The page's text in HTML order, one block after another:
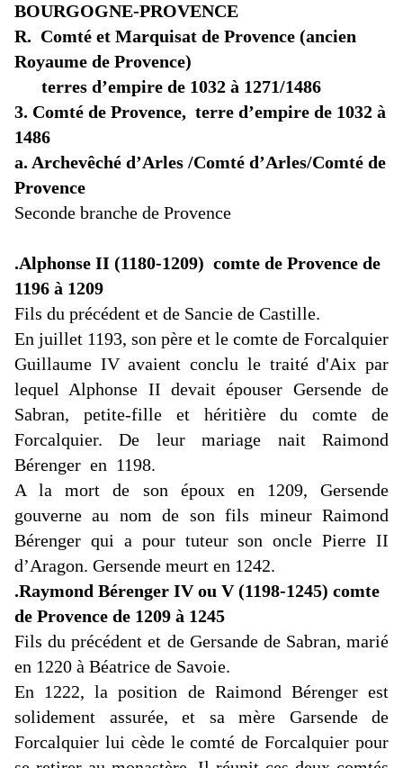
BOURGOGNE-PROVENCE
R. Comté et Marquisat de Provence (ancien
Royaume de Provence)
terres d’empire de 1032 à 1271/1486
3. Comté de Provence, terre d’empire de 1032 à
1486
a. Archevêché d’Arles /Comté d’Arles/Comté de
Provence
Seconde branche de Provence
.Alphonse II (1180-1209) comte de Provence de
1196 à 1209
Fils du précédent et de Sancie de Castille.
En juillet 1193, son père et le comte de Forcalquier
Guillaume IV avaient conclu le traité d'Aix par
lequel Alphonse II devait épouser Gersende de
Sabran, petite-fille et héritière du comte de
Forcalquier. De leur mariage nait Raimond
Bérenger en 1198.
A la mort de son époux en 1209, Gersende
gouverne au nom de son fils mineur Raimond
Bérenger qui a pour tuteur son oncle Pierre II
d’Aragon. Gersende meurt en 1242.
.Raymond Bérenger IV ou V (1198-1245) comte
de Provence de 1209 à 1245
Fils du précédent et de Gersande de Sabran, marié
en 1220 à Béatrice de Savoie.
En 1222, la position de Raimond Bérenger est
solidement assurée, et sa mère Garsende de
Forcalquier lui cède le comté de Forcalquier pour